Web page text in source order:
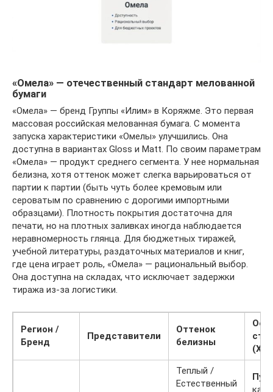
«Омела» — отечественный стандарт мелованной
бумаги
«Омела» — бренд Группы «Илим» в Коряжме. Это первая
массовая российская мелованная бумага. С момента
запуска характеристики «Омелы» улучшились. Она
доступна в вариантах Gloss и Matt. По своим параметрам
«Омела» — продукт среднего сегмента. У нее нормальная
белизна, хотя оттенок может слегка варьироваться от
партии к партии (быть чуть более кремовым или
сероватым по сравнению с дорогими импортными
образцами). Плотность покрытия достаточна для
печати, но на плотных заливках иногда наблюдается
неравномерность глянца. Для бюджетных тиражей,
учебной литературы, раздаточных материалов и книг,
где цена играет роль, «Омела» — рациональный выбор.
Она доступна на складах, что исключает задержки
тиража из-за логистики.
Регион /
Бренд
Представители
Оттенок
белизны
Теплый /
Естественный